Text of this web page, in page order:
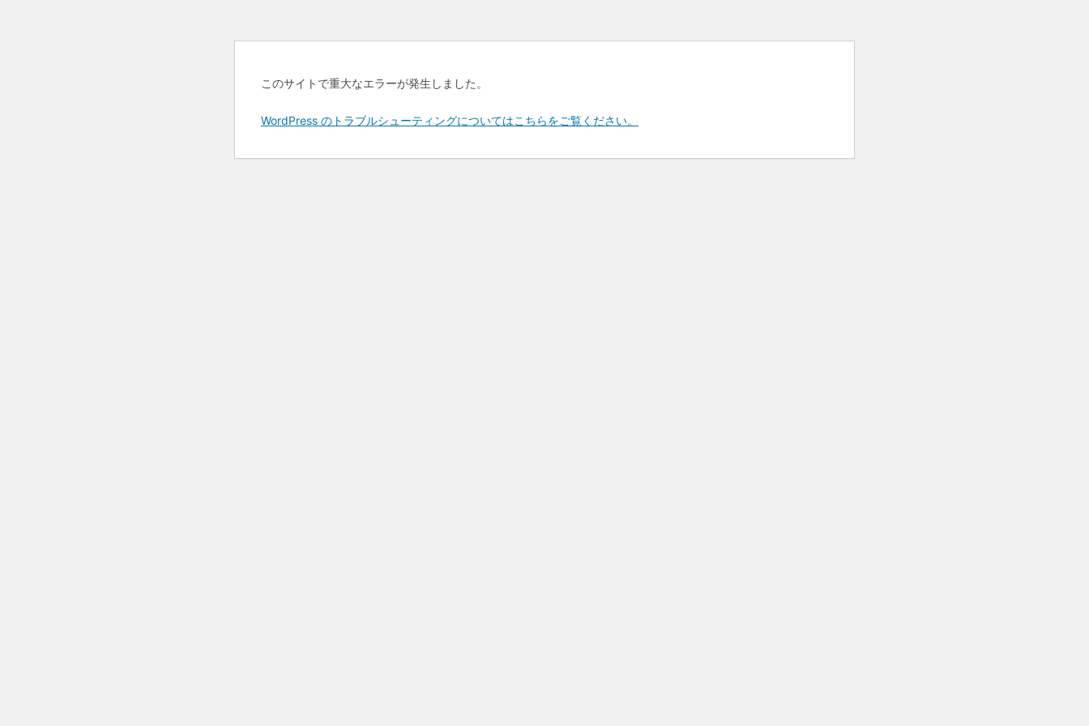
このサイトで重大なエラーが発生しました。
WordPress のトラブルシューティングについてはこちらをご覧ください。